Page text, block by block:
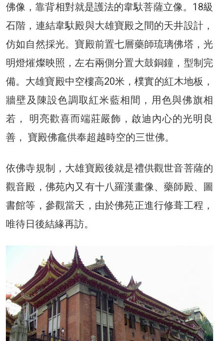
佛像，靠背相對就是護法的韋馱菩薩立像。18級
石階，連結韋馱殿與大雄寶殿之間的天井設計，
仿如自然採光。寶殿前置七層藥師琉璃佛塔，光
明燈熣燦映照，左右兩側分置大鼓銅鐘，型制完
備。大雄寶殿中空樓高20米，樸實的紅木地板，
牆壁及陳設色調取紅米藍相間，用色與佛旗相
若， 明亮歡喜而端莊嚴飾，啟迪內心的光明良
善， 寶殿佛龕供奉超越時空的三世佛。
依佛寺規制，大雄寶殿後就是禮供觀世音菩薩的
觀音殿，佛苑內又有十八羅漢畫像、藥師殿、圖
書館等，參觀當天，由於佛苑正進行修葺工程，
唯待日後結緣再訪。